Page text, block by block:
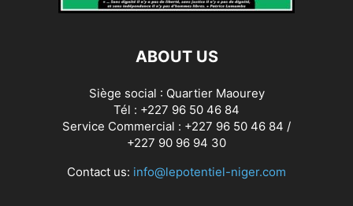
ABOUT US
Siège social : Quartier Maourey
Tél : +227 96 50 46 84
Service Commercial : +227 96 50 46 84 /
+227 90 96 94 30
Contact us: info@lepotentiel-niger.com